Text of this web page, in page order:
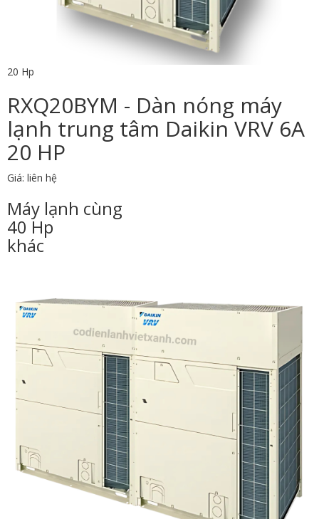
20 Hp
RXQ20BYM - Dàn nóng máy
lạnh trung tâm Daikin VRV 6A
20 HP
Giá: liên hệ
Máy lạnh cùng
40 Hp
khác